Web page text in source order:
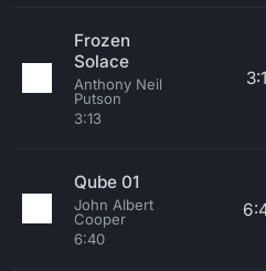
Frozen
Solace
Anthony Neil
Putson
3:13
Qube 01
John Albert
Cooper
6:40